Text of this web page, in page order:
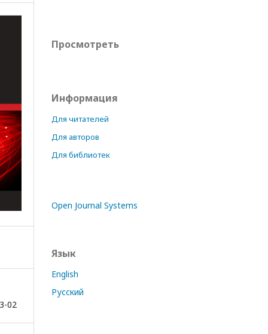
02
Просмотреть
Информация
Для читателей
Для авторов
Для библиотек
Open Journal Systems
Язык
English
Русский